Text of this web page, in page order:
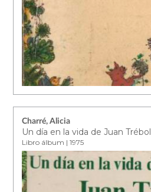
Charré, Alicia
Un día en la vida de Juan Trébol
Libro álbum | 1975